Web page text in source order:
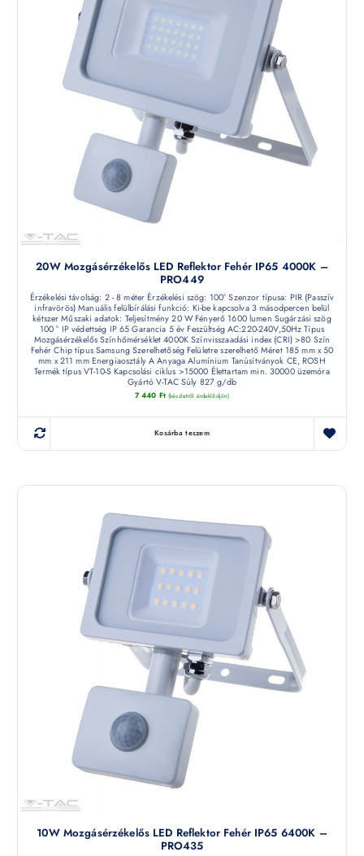
20W Mozgásérzékelős LED Reflektor Fehér IP65 4000K –
PRO449
Érzékelési távolság: 2 - 8 méter Érzékelési szög: 100° Szenzor típusa: PIR (Passzív
infravörös) Manuális felülbírálási funkció: Ki-be kapcsolva 3 másodpercen belül
kétszer Műszaki adatok: Teljesítmény 20 W Fényerő 1600 lumen Sugárzási szög
100 ° IP védettség IP 65 Garancia 5 év Feszültség AC:220-240V,50Hz Típus
Mozgásérzékelős Színhőmérséklet 4000K Színvisszaadási index (CRI) >80 Szín
Fehér Chip típus Samsung Szerelhetőség Felületre szerelhető Méret 185 mm x 50
mm x 211 mm Energiaosztály A Anyaga Alumínium Tanúsítványok CE, ROSH
Termék típus VT-10-S Kapcsolási ciklus >15000 Élettartam min. 30000 üzemóra
Gyártó V-TAC Súly 827 g/db
7 440 Ft (készletről érdeklődjön)
Kosárba teszem
10W Mozgásérzékelős LED Reflektor Fehér IP65 6400K –
PRO435